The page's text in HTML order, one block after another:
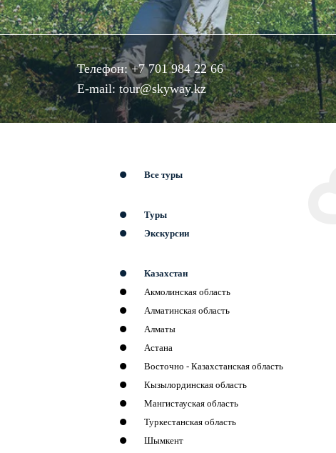
Телефон:+7 701 984 22 66
E-mail: tour@skyway.kz
Все туры
Туры
Экскурсии
Казахстан
Акмолинская область
Алматинская область
Алматы
Астана
Восточно - Казахстанская область
Кызылординская область
Мангистауская область
Туркестанская область
Шымкент